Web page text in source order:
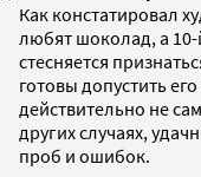
Как констатировал
любят шоколад, а 10-
стесняется
готовы допустить
действительно не
других случаях,
проб и ошибок.